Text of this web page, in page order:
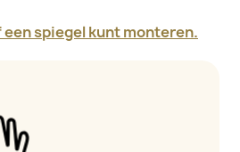
een spiegel kunt monteren.